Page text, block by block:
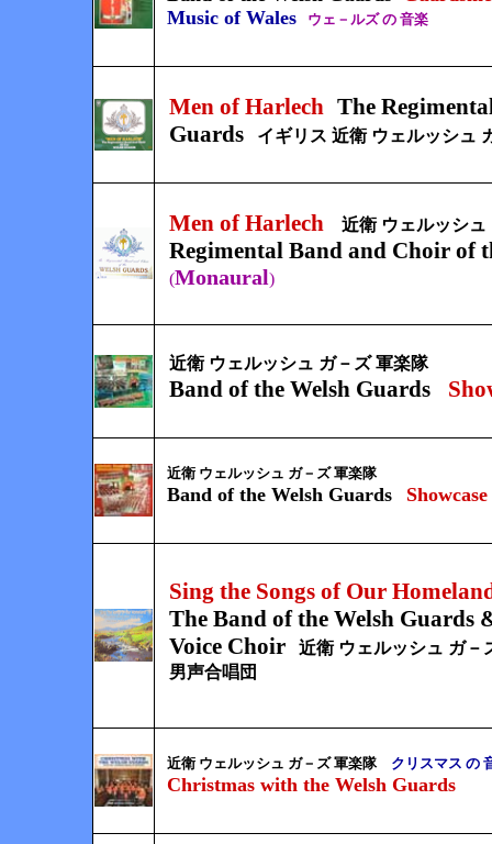
Music of Wales
ウェ－ルズ の 音楽
Men of Harlech The
Guards
イギリス 近衛 ウェルッシュ
Men of Harlech 近衛 ウェルッシ
Regimental Band and Choir of
(Monaural)
近衛 ウェルッシュ ガ－ズ 軍楽隊
Band of the Welsh Guards
近衛 ウェルッシュ ガ－ズ 軍楽隊
Band of the Welsh Guards Showcase
Sing the Songs of Our
The Band of the Welsh Guards
Voice Choir
近衛 ウェルッシュ ガ－
男声合唱団
近衛 ウェルッシュ ガ－ズ 軍楽隊 クリスマス の
Christmas with the Welsh Guards